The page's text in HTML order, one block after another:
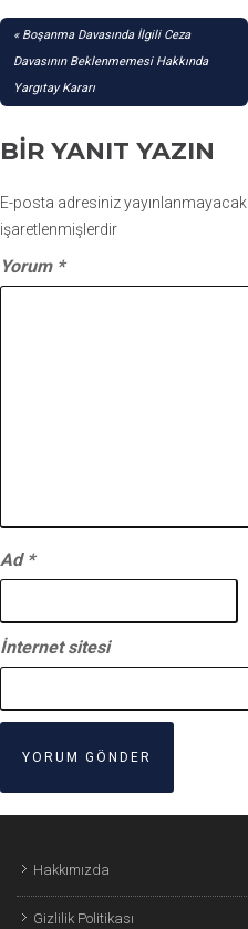
YAZI
GEZINMESI
Boşanma Davasında İlgili Ceza
Davasının Beklenmemesi Hakkında
Yargıtay Kararı
BIR YANIT YAZIN
E-posta adresiniz yayınlanmayacak.
işaretlenmişlerdir
Yorum *
Ad *
İnternet sitesi
Hakkımızda
Gizlilik Politikası